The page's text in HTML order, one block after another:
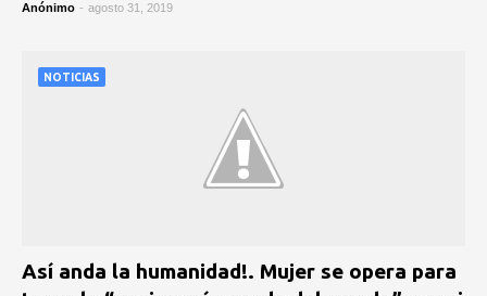
Anónimo - agosto 31, 2019
NOTICIAS
Así anda la humanidad!. Mujer se opera para